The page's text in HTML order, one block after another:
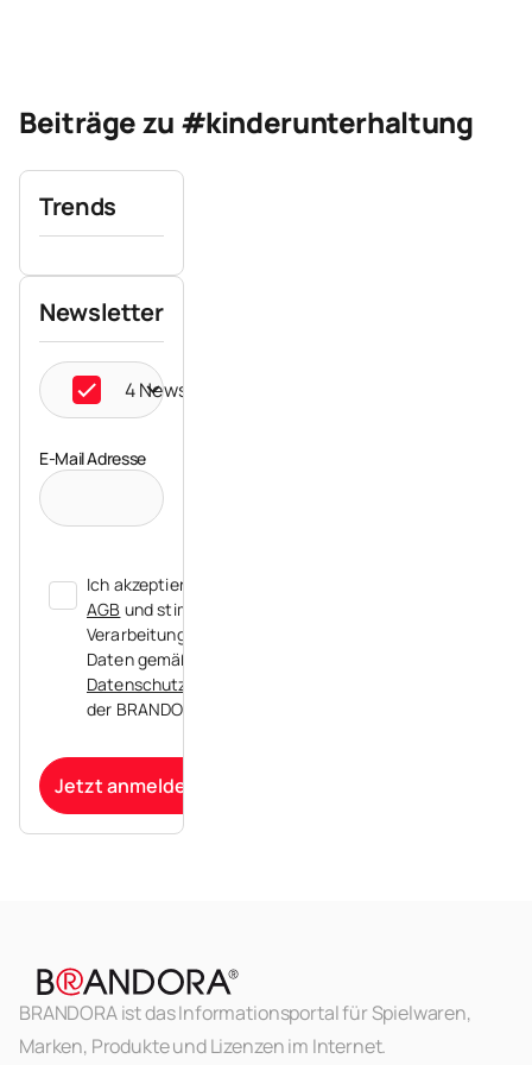
Beiträge zu #kinderunterhaltung
Trends
Newsletter
4 Newsletter ausgewählt
E-Mail Adresse
Ich akzeptiere die
AGB und stimme der
Verarbeitung meiner
Daten gemäß der
Datenschutzerklärung
der BRANDORA zu.
Jetzt anmelden
BRANDORA ist das Informationsportal für Spielwaren,
Marken, Produkte und Lizenzen im Internet.